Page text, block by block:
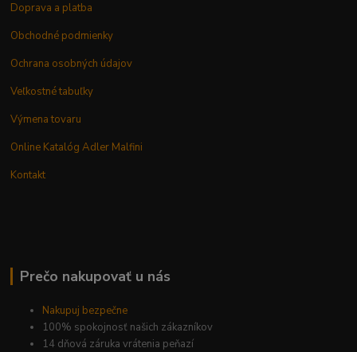
Doprava a platba
Obchodné podmienky
Ochrana osobných údajov
Veľkostné tabuľky
Výmena tovaru
Online Katalóg Adler Malfini
Kontakt
Prečo nakupovať u nás
Nakupuj bezpečne
100% spokojnosť našich zákazníkov
14 dňová záruka vrátenia peňazí